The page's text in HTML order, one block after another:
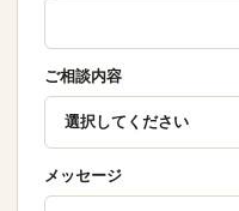
ご相談内容
メッセージ